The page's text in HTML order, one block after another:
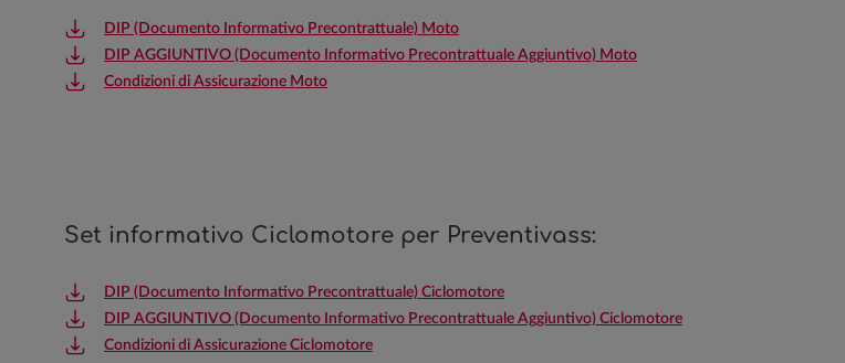
DIP (Documento Informativo Precontrattuale) Moto
DIP AGGIUNTIVO (Documento Informativo Precontrattuale Aggiuntivo) Moto
Condizioni di Assicurazione Moto
Set informativo Ciclomotore per Preventivass:
DIP (Documento Informativo Precontrattuale) Ciclomotore
DIP AGGIUNTIVO (Documento Informativo Precontrattuale Aggiuntivo) Ciclomotore
Condizioni di Assicurazione Ciclomotore